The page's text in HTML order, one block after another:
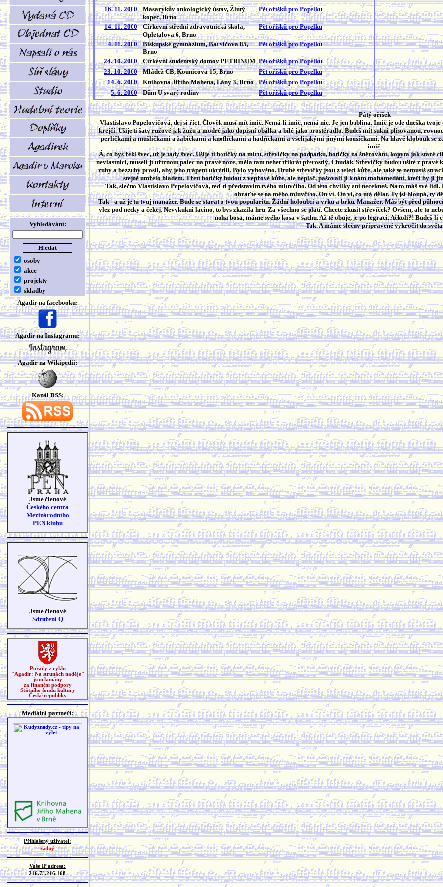
Vyhledávání:
osoby
akce
projekty
skladby
Agadir na facebooku:
Agadir na Instagramu:
Agadir na Wikipedii:
Kanál RSS:
Jsme členové
Českého centra
Mezinárodního
PEN klubu
Jsme členové
Sdružení Q
Pořady z cyklu
"Agadir: Na strunách naděje"
jsou konány
za finanční podpory
Státního fondu kultury
České republiky
Mediální partneři:
Přihlášený uživatel:
žádný
Vaše IP adresa:
216.73.216.168
16. 11. 2000
Masarykův onkologický ústav, Žlutý
kopec, Brno
Pět oříšků pro Popelku
14. 11. 2000
Církevní střední zdravotnická škola,
Opletalova 6, Brno
Pět oříšků pro Popelku
4. 11. 2000
Biskupské gymnázium, Barvičova 85,
Brno
Pět oříšků pro Popelku
24. 10. 2000 Církevní studentský domov PETRINUM Pět oříšků pro Popelku
23. 10. 2000
Mládež CB, Kounicova 15, Brno
Pět oříšků pro Popelku
14. 6. 2000
Knihovna Jiřího Mahena, Lány 3, Brno
Pět oříšků pro Popelku
5. 6. 2000
Dům U svaré rodiny Pět oříšků pro Popelku
Pátý oříšek
Vlastislavo Popelovičová, dej si říct. Člověk musí mít imič. Nemá-li imič, nemá nic. Je jen bublina. Imič je ode dneška
krejčí. Ušije ti šaty růžové jak žužu a modré jako dopisní obálka a bílé jako prostěradlo. Budeš mít sukni plisovanou,
perličkami a mušličkami a žabičkami a knoflíčkami a hadříčkami a všelijakými jinými kousíčkami. Na hlavě klobouk se
imič.
Á, co bys řekl švec, už je tady švec. Ušije ti botičky na míru, střevíčky na podpatku, botičky na šněrování, kopyta jak staré
nevlastnici, museli jí uříznout palec na pravé noze, měla tam nehet třikrát přerostlý. Chudák. Střevíčky budou ušité z
zuby a bezzubý prosil, aby jeho trápení ukrátili. Bylo vyhověno. Druhé střevíčky jsou z telecí kůže, ale také se nemusíš
stejně umřelo hladem. Třetí botičky budou z vepřové kůže, ale neplač, pašovali ji k nám mohamedáni, kteří by ji
Tak, slečno Vlastislavo Popelovičová, teď ti představím tvého mluvčího. Od této chvilky ani necekneš. Na to máš své
obraťte se na mého mluvčího. On ví. On ví, co má dělat. Ty jsi hloupá, ty
Tak - a už je tu tvůj manažer. Bude se starat o tvou popularitu. Žádní holoubci a vrků a brků. Manažer. Máš být před
vlez pod necky a čekej. Nevykukni lacino, to bys zkazila hru. Za všechno se platí. Chcete zkusit střevíček? Ovšem, ale to
noha bosa, máme svého kosa v šachu. Až tě obuje, je po legraci. Ačkoli?! Budeš-li
Tak. A máme slečny připravené vykročit do